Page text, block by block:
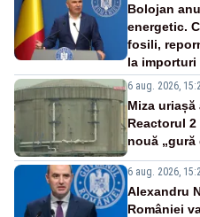
Bolojan
energetic.
fosili,
la importuri
6 aug. 2026,
Miza
Reactorul
nouă „gură
6 aug. 2026,
Alexandru
României